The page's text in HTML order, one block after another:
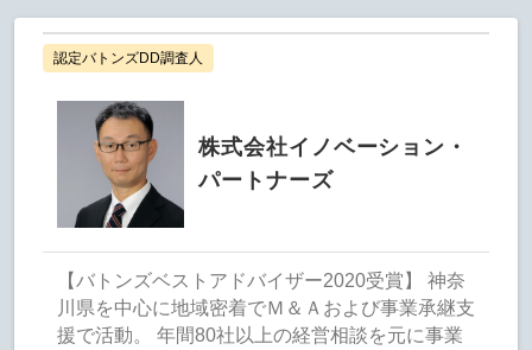
認定バトンズDD調査人
株式会社イノベーション・
パートナーズ
【バトンズベストアドバイザー2020受賞】 神奈
川県を中心に地域密着でＭ＆Ａおよび事業承継支
援で活動。 年間80社以上の経営相談を元に事業